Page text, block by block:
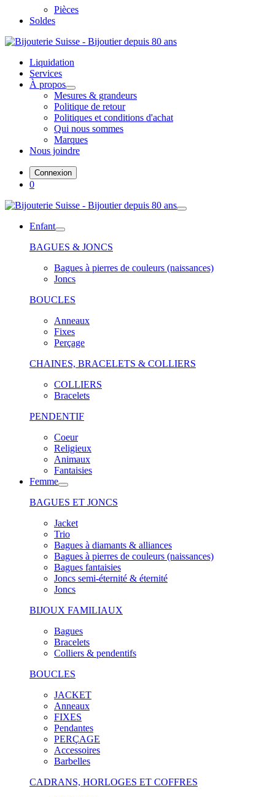
Pièces
Soldes
Liquidation
Services
À propos
Mesures & grandeurs
Politique de retour
Politiques et conditions d'achat
Qui nous sommes
Marques
Nous joindre
Connexion
0
Enfant
BAGUES & JONCS
Bagues à pierres de couleurs (naissances)
Joncs
BOUCLES
Anneaux
Fixes
Perçage
CHAINES, BRACELETS & COLLIERS
COLLIERS
Bracelets
PENDENTIF
Coeur
Religieux
Animaux
Fantaisies
Femme
BAGUES ET JONCS
Jacket
Trio
Bagues à diamants & alliances
Bagues à pierres de couleurs (naissances)
Bagues fantaisies
Joncs semi-éternité & éternité
Joncs
BIJOUX FAMILIAUX
Bagues
Bracelets
Colliers & pendentifs
BOUCLES
JACKET
Anneaux
FIXES
Pendantes
PERÇAGE
Accessoires
Barbelles
CADRANS, HORLOGES ET COFFRES